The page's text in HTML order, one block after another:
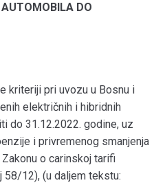
AUTOMOBILA DO
kriteriji pri uvozu u Bosnu i
električnih i hibridnih
do 31.12.2022. godine, uz
i privremenog smanjenja
o carinskoj tarifi
58/12), (u daljem tekstu: